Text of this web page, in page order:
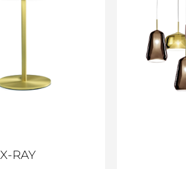
X-RAY